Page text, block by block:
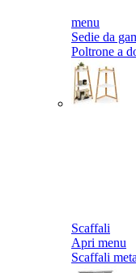
menu
Sedie da
Poltrone a
Scaffali
Apri menu
Scaffali